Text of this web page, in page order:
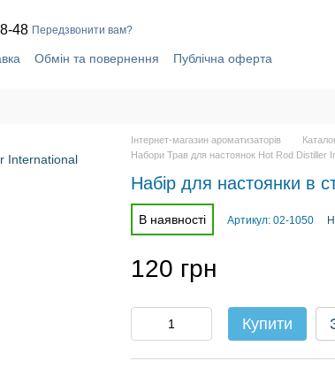
48 Передзвонити вам?
Обмін та повернення
Публічна оферта
Інтернет-магазин ароматизаторів
Набори Трав для настоянок Hot Rod Distiller
Набір для настоянки в
В наявності Артикул: 02-1050
120 грн
Купити